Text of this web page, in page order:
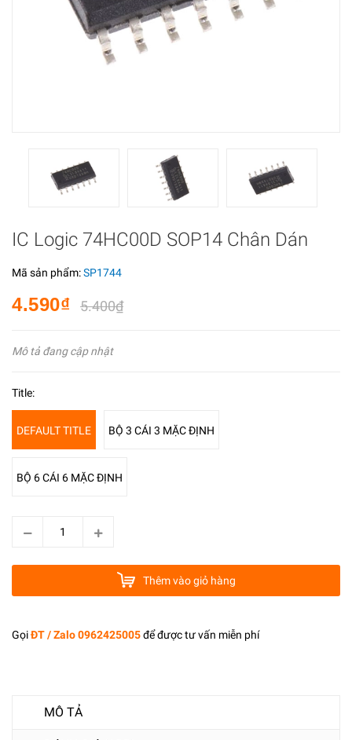
IC Logic 74HC00D SOP14 Chân Dán
Mã sản phẩm:SP1744
4.590₫ 5.400₫
Mô tả đang cập nhật
Title:
DEFAULT TITLE BỘ 3 CÁI 3 MẶC ĐỊNH
BỘ 6 CÁI 6 MẶC ĐỊNH
Thêm vào giỏ hàng
GọiĐT / Zalo 0962425005để được tư vấn miễn phí
MÔ TẢ